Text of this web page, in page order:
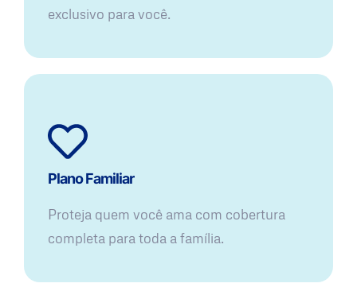
exclusivo para você.
Plano Familiar
Proteja quem você ama com cobertura
completa para toda a família.